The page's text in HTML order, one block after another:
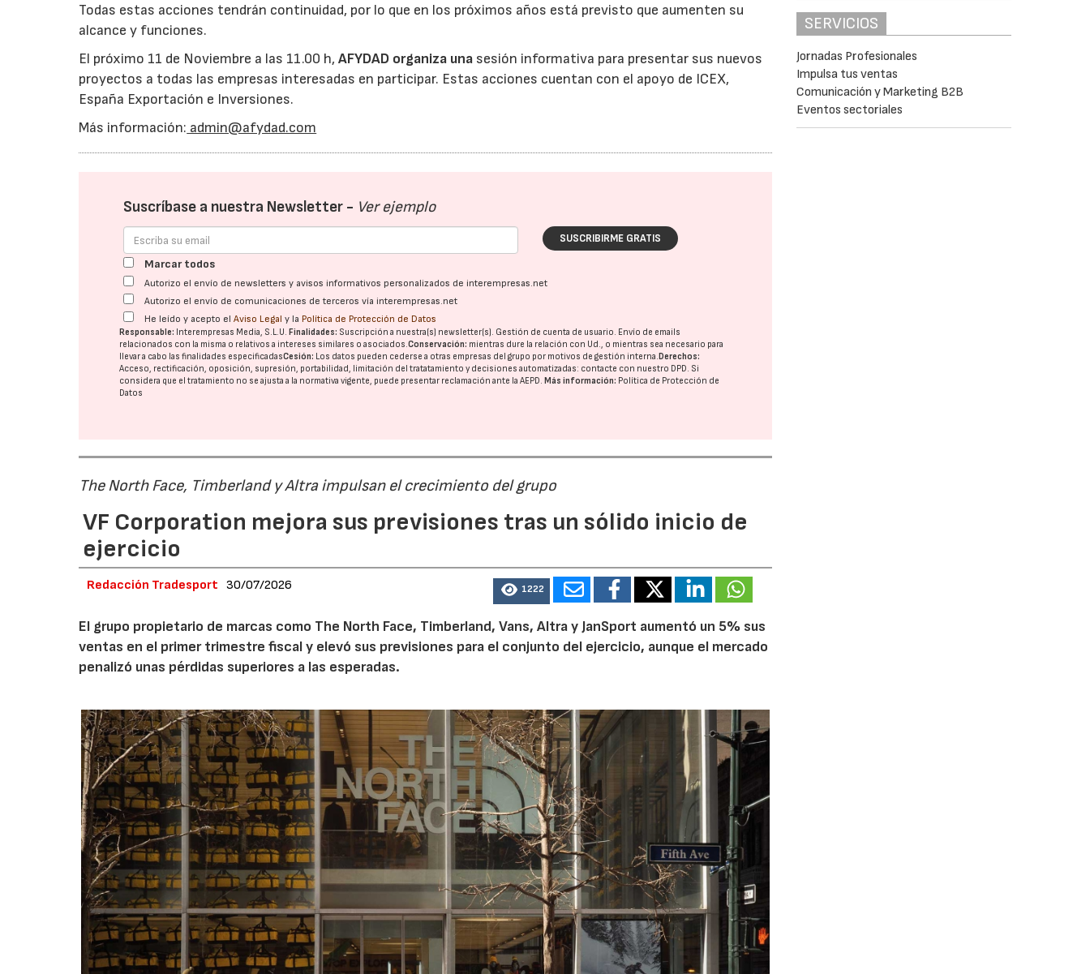
Todas estas acciones tendrán continuidad, por lo que en los próximos años está previsto que aumenten su
alcance y funciones.
El próximo 11 de Noviembre a las 11.00 h,AFYDAD organiza una sesión informativa para presentar sus nuevos
proyectos a todas las empresas interesadas en participar. Estas acciones cuentan con el apoyo de ICEX,
España Exportación e Inversiones.
Más información: admin@afydad.com
Suscríbase a nuestra Newsletter - Ver ejemplo
SUSCRIBIRME GRATIS
Marcar todos
Autorizo el envío de newsletters y avisos informativos personalizados de interempresas.net
Autorizo el envío de comunicaciones de terceros vía interempresas.net
He leído y acepto elAviso Legal y la Política de Protección de Datos
Responsable: Interempresas Media, S.L.U. Finalidades: Suscripción a nuestra(s) newsletter(s). Gestión de cuenta de usuario. Envío de emails
relacionados con la misma o relativos a intereses similares o asociados.Conservación: mientras dure la relación con Ud., o mientras sea necesario para
llevar a cabo las finalidades especificadasCesión: Los datos pueden cederse a otras empresas del grupo por motivos de gestión interna. Derechos:
Acceso, rectificación, oposición, supresión, portabilidad, limitación del tratatamiento y decisiones automatizadas: contacte con nuestro DPD. Si
considera que el tratamiento no se ajusta a la normativa vigente, puede presentar reclamación ante laAEPD. Más información: Política de Protección de
Datos
The North Face, Timberland y Altra impulsan el crecimiento del grupo
VF Corporation mejora sus previsiones tras un sólido inicio de
ejercicio
Redacción Tradesport 30/07/2026 1222
El grupo propietario de marcas como The North Face, Timberland, Vans, Altra y JanSport aumentó un 5% sus
ventas en el primer trimestre fiscal y elevó sus previsiones para el conjunto del ejercicio, aunque el mercado
penalizó unas pérdidas superiores a las esperadas.
SERVICIOS
Jornadas Profesionales
Impulsa tus ventas
Comunicación y Marketing B2B
Eventos sectoriales